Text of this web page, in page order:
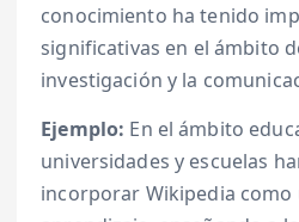
conocimiento ha tenido
significativas en el ámbito
investigación y la
Ejemplo: En el ámbito
universidades y escuelas
incorporar Wikipedia